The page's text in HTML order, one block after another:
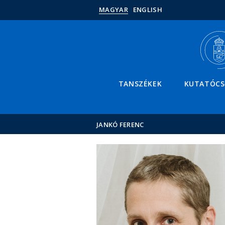
MAGYAR ENGLISH
TANSZÉKEK
JANKÓ FERENC